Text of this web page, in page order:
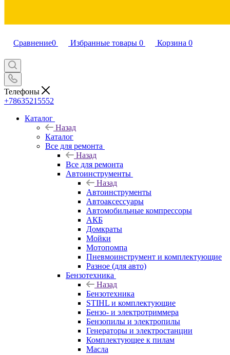
Сравнение0 Избранные товары 0 Корзина 0
Телефоны
+78635215552
Каталог
Назад
Каталог
Все для ремонта
Назад
Все для ремонта
Автоинструменты
Назад
Автоинструменты
Автоаксессуары
Автомобильные компрессоры
АКБ
Домкраты
Мойки
Мотопомпа
Пневмоинструмент и комплектующие
Разное (для авто)
Бензотехника
Назад
Бензотехника
STIHL и комплектующие
Бензо- и электротриммера
Бензопилы и электропилы
Генераторы и электростанции
Комплектующее к пилам
Масла